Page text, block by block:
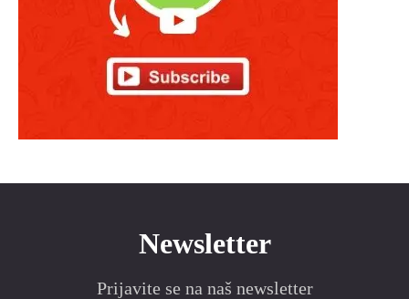
Newsletter
Prijavite se na naš newsletter